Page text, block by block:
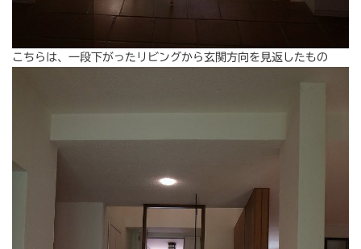
こちらは、一段下がったリビングから玄関方向を見返したもの